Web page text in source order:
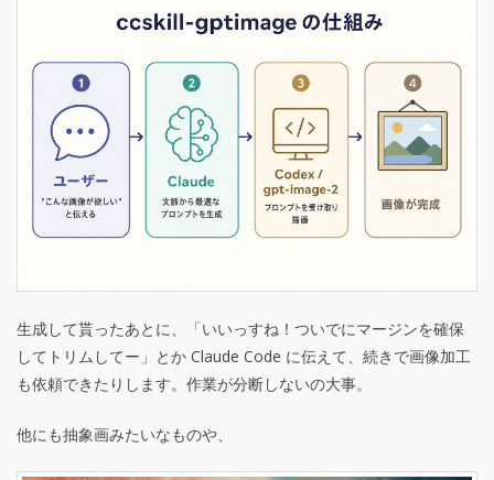
生成して貰ったあとに、「いいっすね！ついでにマージンを確保
してトリムしてー」とか Claude Code に伝えて、続きで画像加工
も依頼できたりします。作業が分断しないの大事。
他にも抽象画みたいなものや、